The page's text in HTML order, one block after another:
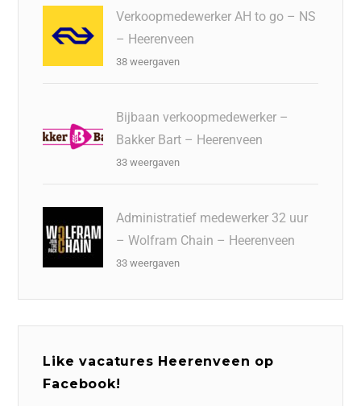
Verkoopmedewerker AH to go – NS
– Heerenveen
38 weergaven
Bijbaan verkoopmedewerker –
Bakker Bart – Heerenveen
33 weergaven
Administratief medewerker 32 uur
– Wolfram Chain – Heerenveen
33 weergaven
Like vacatures Heerenveen op
Facebook!